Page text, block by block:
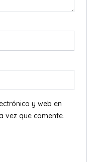
y web en
vez que comente.